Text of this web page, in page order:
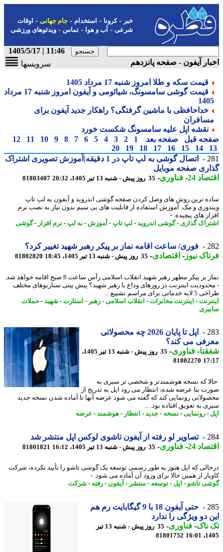
-کرونا-استخدام- جام جهانی-اوقات
شرعی-آب و هوا-تماس-ویدئوهای ورزشی
11:46 | 1405/5/17
آیفون - صفحه پانزدهم
سرویسها
قیمت سکه و طلا امروز شنبه 17 مرداد 1405
قیمت گوشی سامسونگ، شیائومی و آیفون امروز شنبه 17 مرداد
خداحافظی با ماشین گرفتگی؟ راهکار جدید آیفون برای
نقشه اپل علیه سامسونگ شکست خورد
قبل صفحه بعد 1
2
3
4
5
6
7
8
9
10
11
12
14
15
16
17
18
19
20
اتصال گوشی به لپ تاپ در 1 دقیقه|آموزش تصویری اشتراک
صفحه موبایل
24
-فناوری- 35 روز پیش - شنبه 13 تیر 1405، 20:32 81803407
ترین روش های وصل کردن صفحه گوشی اندروید و آیفون به لپ تاپ
و مک. آموزش استفاده از قابلیت های بی سیم بدون نیاز به نصب نرم
های پیچیده. -
گذاری- گوشی اندروید-لپ تاپ-آموزش-به لپ-نرم افزار - گوشی
فوری/ ساعت اقامه نماز بر پیکر رهبر شهید تغییر کرد؟
نیوز-اقتصادی-35 روز پیش - شنبه 13 تیر 1405، 18:45 81802820
نماز بر پیکر مطهر رهبر شهید انقلاب اسلامی رأس ساعت 8 صبح اقامه خواهد شد.
اینترنت در روزهای وداع با رهبر شهید؟ پیش بینی سناریوهای مختلف
برای مراسم تشییع ...
-اینترنت مخابرات- انقلاب اسلامی-رهبر -استارت- شهید-حملات
اپل تا پایان 2026 چه محصولاتی
می کند؟
-فناوری-
35 روز پیش - شنبه 13 تیر 1405،
81802270
که نسخه هوشمندتر و شخصی تر سیری به
بتا عرضه شده، انتظار می رود اپل به تدریج از
رونمایی کند که گفته می شود عرضه آنها تا آماده شدن نسخه جدید
به تعویق افتاده بود. ...
رونمایی-نسخه-جدید-انتظار-هوشمند-عرضه
تصاویر لو رفته از آیفون تاشوی لوکس اپل منتشر شد
24
-فناوری- 35 روز پیش - شنبه 13 تیر 1405، 16:12 81801821
که اپل هنوز به طور رسمی توسعه یک گوشی تاشو را تأیید نکرده، شرکت
از همین حالا برای ورود آن آماده می شود. -
تاشو-اپل- توسعه-منتشر-آیفون-رفته -شرکت
حتی آیفون 18 با 9 گیگابایت رم هم
دو ویژگی را ندارد
-فناوری-
35 روز پیش - شنبه 13 تیر
81801752